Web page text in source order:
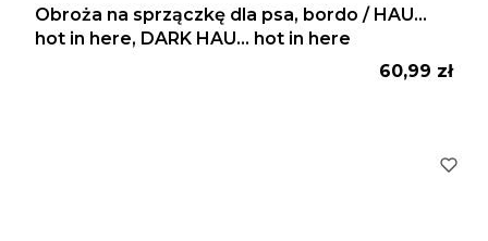
Obroża na sprzączkę dla psa, bordo / HAU...
hot in here, DARK HAU... hot in here
Cena
60,99 zł